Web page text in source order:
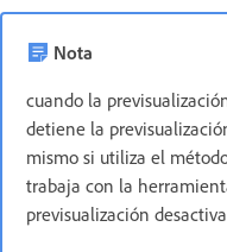
Nota
cuando la
detiene la
mismo si utiliza el
trabaja con la
previsualización